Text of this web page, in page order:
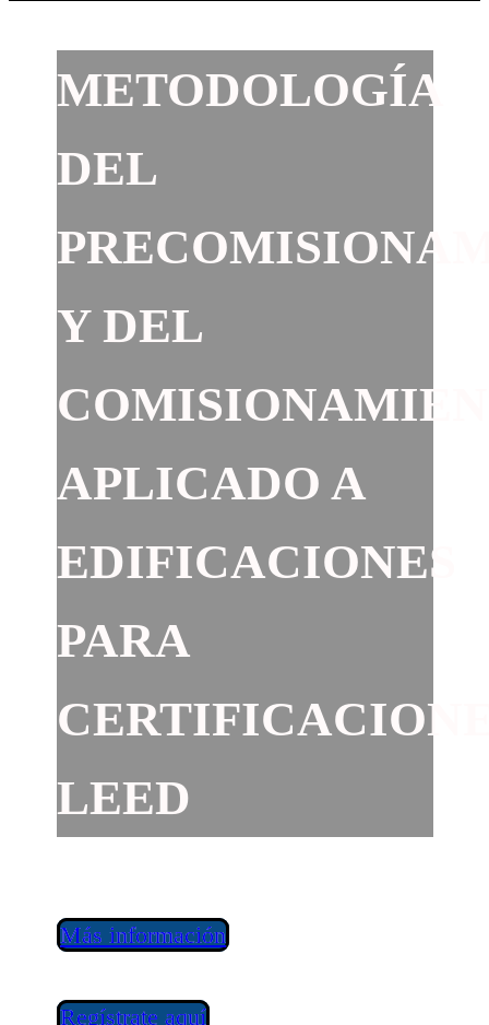
METODOLOGÍA
DEL
Y DEL
APLICADO A
EDIFICACIONES
PARA
LEED
Más información
Regístrate aquí